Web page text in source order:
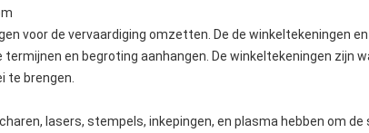
voor de vervaardiging omzetten. De de winkeltekeningen
en begroting aanhangen. De winkeltekeningen zijn
te brengen.
lasers, stempels, inkepingen, en plasma hebben om